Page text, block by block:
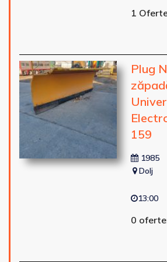
1
Plug
159
1985
Dolj
13:00
0